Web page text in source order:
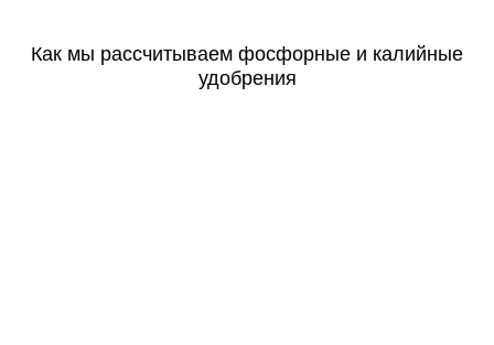
Как мы рассчитываем фосфорные и калийные
удобрения